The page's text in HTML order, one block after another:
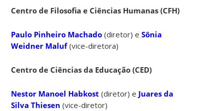
Centro de Filosofia e Ciências Humanas (CFH)
Paulo Pinheiro Machado (diretor) eSônia
Weidner Maluf(vice-diretora)
Centro de Ciências da Educação (CED)
Nestor Manoel Habkost (diretor) e Juares da
Silva Thiesen (vice-diretor)